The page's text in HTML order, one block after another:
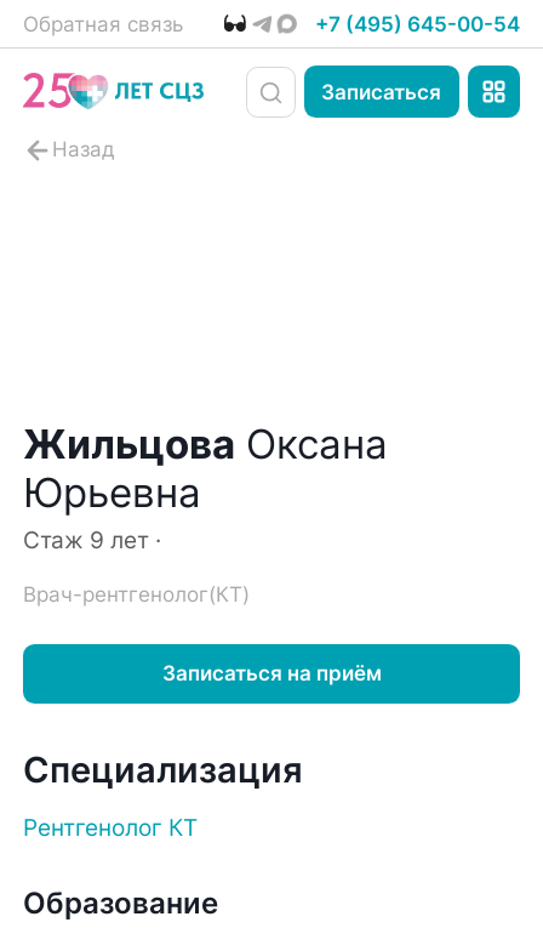
Обратная связь +7 (495) 645-00-54
Записаться
Жильцова Оксана
Юрьевна
Стаж 9 лет ·
Врач-рентгенолог(КТ)
Записаться на приём
Специализация
Рентгенолог КТ
Образование